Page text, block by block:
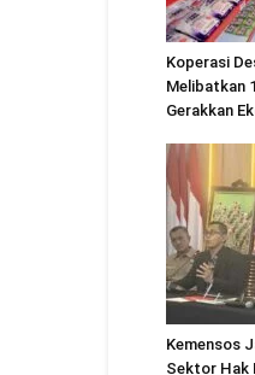
Koperasi
Melibatkan
Gerakkan
Kemensos
Sektor Hak